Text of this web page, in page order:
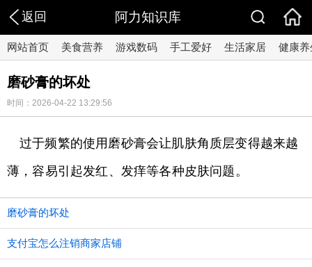
返回 阿力知识库
网站首页 美食营养 游戏数码 手工爱好 生活家居 健康养
磨砂膏的坏处
时间：2026-04-22 13:29:56
过于频繁的使用磨砂膏会让肌肤角质层变得越来越
薄，容易引起发红、发痒等各种皮肤问题。
磨砂膏的坏处
支付宝怎么注销商家店铺